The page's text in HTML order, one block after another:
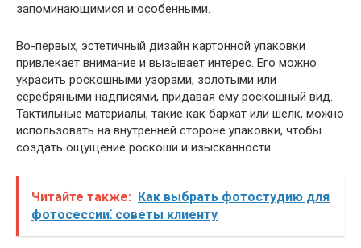
запоминающимися и особенными.
Во-первых, эстетичный дизайн картонной упаковки
привлекает внимание и вызывает интерес. Его можно
украсить роскошными узорами, золотыми или
серебряными надписями, придавая ему роскошный вид.
Тактильные материалы, такие как бархат или шелк, можно
использовать на внутренней стороне упаковки, чтобы
создать ощущение роскоши и изысканности.
Читайте также: Как выбрать фотостудию для
фотосессии⁚ советы клиенту